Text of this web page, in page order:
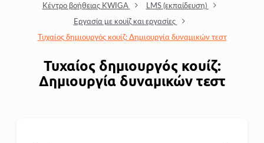
Κέντρο βοήθειας KWIGA
LMS (εκπαίδευση)
Εργασία με κουίζ και εργασίες
Τυχαίος δημιουργός κουίζ: Δημιουργία δυναμικών τεστ
Τυχαίος δημιουργός κουίζ:
Δημιουργία δυναμικών τεστ